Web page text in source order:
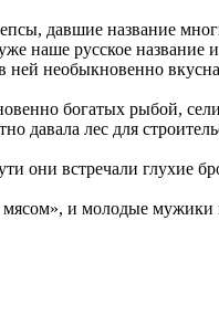
давшие название
наше русское название
необыкновенно
богатых рыбой,
лес для
они встречали глухие
и молодые